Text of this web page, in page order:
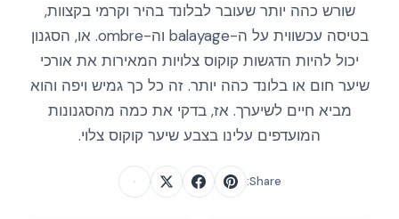
שורש כהה יותר שעובר לבלונד בהיר וקרמי בקצוות,
בטיסה עכשווית על ה-balayage וה-ombre. או, הסגנון
יכול להיות הדגשות קוקוס צלויות המאירות את אורכי
שיער חום או בלונד כהה יותר. זה כל כך גמיש ויפה והוא
מביא חיים לשיערך. אז, בדקי את כמה מהסגנונות
המועדפים עלינו בצבע שיער קוקוס צלוי.
Share: